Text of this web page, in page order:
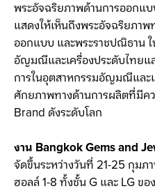
พระอัจฉริยภาพด้านการออกแ
แสดงให้เห็นถึงพระอัจฉริยภา
ออกแบบ และพระราชปณิธาน
อัญมณีและเครื่องประดับไทยแ
การในอุตสาหกรรมอัญมณีและ
ศักยภาพทางด้านการผลิตที่มี
Brand ดังระดับโลก
งาน Bangkok Gems and
จัดขึ้นระหว่างวันที่ 21-25 กุม
ฮอลล์ 1-8 ทั้งชั้น G และ LG ข